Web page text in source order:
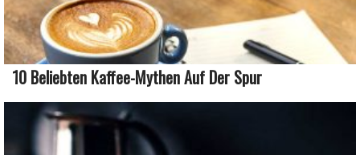
10 Beliebten Kaffee-Mythen Auf Der Spur